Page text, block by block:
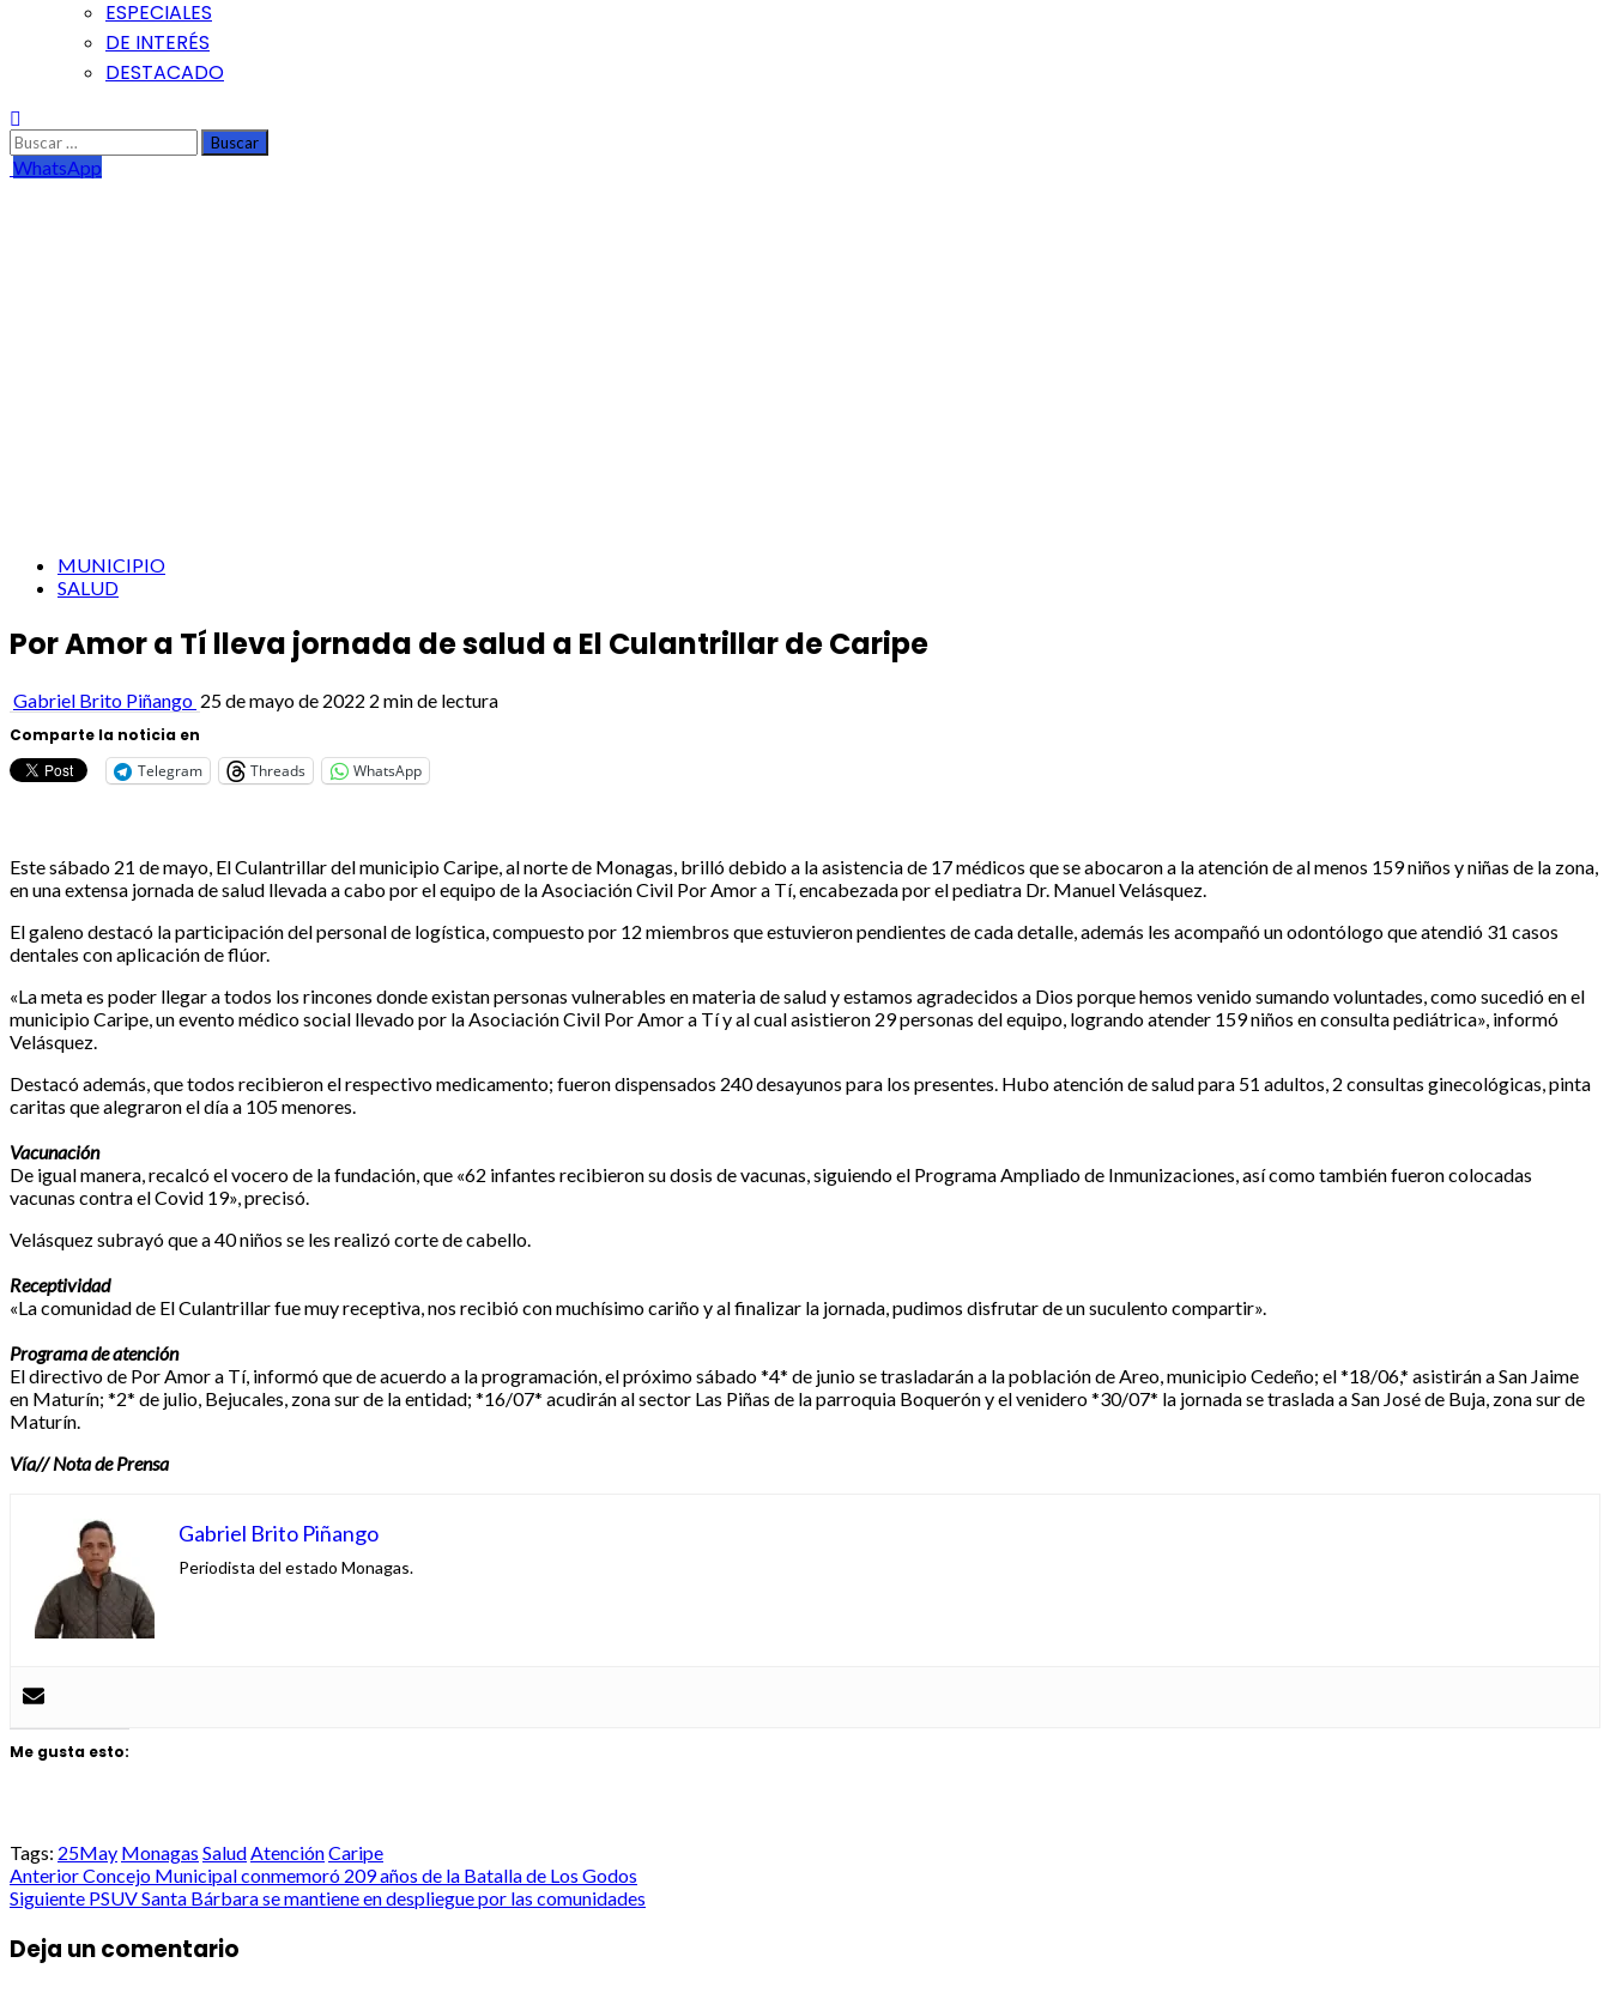
ESPECIALES
DE INTERÉS
DESTACADO
Buscar:
WhatsApp
MUNICIPIO
SALUD
Por Amor a Tí lleva jornada de salud a El Culantrillar de Caripe
Gabriel Brito Piñango 25 de mayo de 2022 2 min de lectura
Comparte la noticia en
Telegram
Threads WhatsApp
Este sábado 21 de mayo, El Culantrillar del municipio Caripe, al norte de Monagas, brilló debido a la asistencia de 17 médicos que se abocaron a la atención de al menos 159 niños y niñas de la zona,
en una extensa jornada de salud llevada a cabo por el equipo de la Asociación Civil Por Amor a Tí, encabezada por el pediatra Dr. Manuel Velásquez.
El galeno destacó la participación del personal de logística, compuesto por 12 miembros que estuvieron pendientes de cada detalle, además les acompañó un odontólogo que atendió 31 casos
dentales con aplicación de flúor.
«La meta es poder llegar a todos los rincones donde existan personas vulnerables en materia de salud y estamos agradecidos a Dios porque hemos venido sumando voluntades, como sucedió en el
municipio Caripe, un evento médico social llevado por la Asociación Civil Por Amor a Tí y al cual asistieron 29 personas del equipo, logrando atender 159 niños en consulta pediátrica», informó
Velásquez.
Destacó además, que todos recibieron el respectivo medicamento; fueron dispensados 240 desayunos para los presentes. Hubo atención de salud para 51 adultos, 2 consultas ginecológicas, pinta
caritas que alegraron el día a 105 menores.
Vacunación
De igual manera, recalcó el vocero de la fundación, que «62 infantes recibieron su dosis de vacunas, siguiendo el Programa Ampliado de Inmunizaciones, así como también fueron colocadas
vacunas contra el Covid 19», precisó.
Velásquez subrayó que a 40 niños se les realizó corte de cabello.
Receptividad
«La comunidad de El Culantrillar fue muy receptiva, nos recibió con muchísimo cariño y al finalizar la jornada, pudimos disfrutar de un suculento compartir».
Programa de atención
El directivo de Por Amor a Tí, informó que de acuerdo a la programación, el próximo sábado *4* de junio se trasladarán a la población de Areo, municipio Cedeño; el *18/06,* asistirán a San Jaime
en Maturín; *2* de julio, Bejucales, zona sur de la entidad; *16/07* acudirán al sector Las Piñas de la parroquia Boquerón y el venidero *30/07* la jornada se traslada a San José de Buja, zona sur de
Maturín.
Vía// Nota de Prensa
Gabriel Brito Piñango
Periodista del estado Monagas.
Me gusta esto:
Tags: 25May Monagas SaludAtenciónCaripe
Post
AnteriorConcejo Municipal conmemoró 209 años de la Batalla de Los Godos
Siguiente PSUV Santa Bárbara se mantiene en despliegue por las comunidades
Deja un comentario